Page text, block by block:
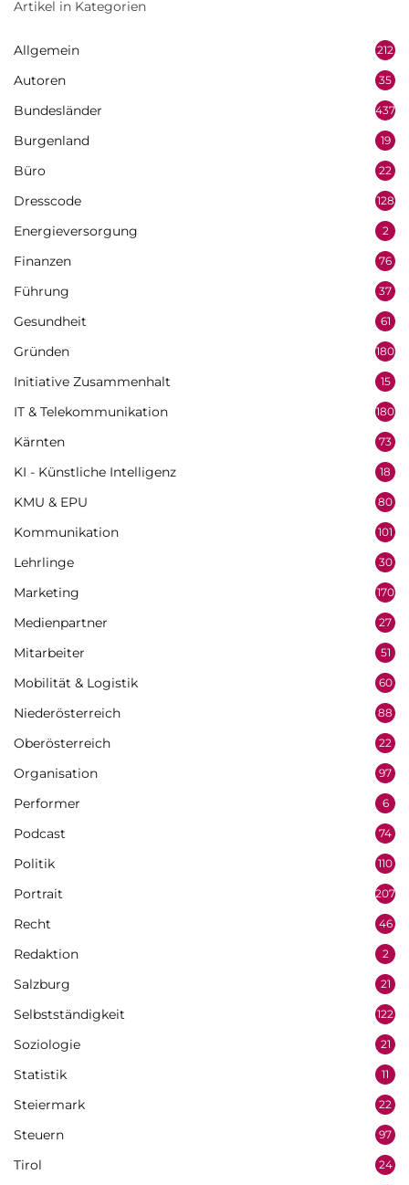
Artikel in Kategorien
Allgemein 212
Autoren 35
Bundesländer 437
Burgenland 19
Büro 22
Dresscode 128
Energieversorgung 2
Finanzen 76
Führung 37
Gesundheit 61
Gründen 180
Initiative Zusammenhalt 15
IT & Telekommunikation 180
Kärnten 73
KI - Künstliche Intelligenz 18
KMU & EPU 80
Kommunikation 101
Lehrlinge 30
Marketing 170
Medienpartner 27
Mitarbeiter 51
Mobilität & Logistik 60
Niederösterreich 88
Oberösterreich 22
Organisation 97
Performer 6
Podcast 74
Politik 110
Portrait 207
Recht 46
Redaktion 2
Salzburg 21
Selbstständigkeit 122
Soziologie 21
Statistik 11
Steiermark 22
Steuern 97
Tirol 24